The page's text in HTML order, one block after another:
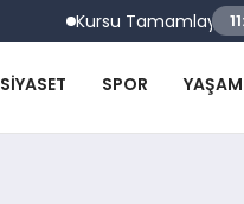
Kursu Tamamlayan
SIYASET SPOR YAŞAM